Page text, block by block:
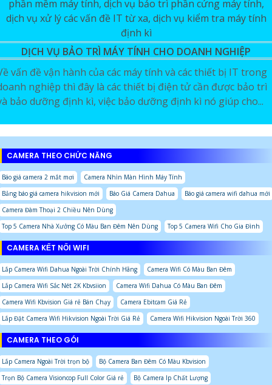
DỊCH VỤ BẢO TRÌ MÁY TÍNH CHO DOANH NGHIỆP
vấn đề vận hành của các máy tính và các thiết bị IT trong
nghiệp thì đây là các thiết bị điện tử cần được bảo trì
bảo dưỡng định kì, việc bảo dưỡng định kì nó giúp cho...
CAMERA THEO CHỨC NĂNG
Báo giá camera 2 mắt mơi
Camera Nhìn Màn Hình Máy Tính
Bảng báo giá camera hikvision mới
Báo Giá Camera Dahua
Báo giá camera wifi dahua mới
Camera Đàm Thoại 2 Chiều Nên Dùng
Top 5 Camera Nhà Xưởng Có Màu Ban Đêm Nên Dùng
Top 5 Camera Wifi Cho Gia Đình
CAMERA KẾT NỐI WIFI
Lắp Camera Wifi Dahua Ngoài Trời Chính Hãng
Camera Wifi Có Màu Ban Đêm
Lắp Camera Wifi Sắc Nét 2K Kbvsiion
Camera Wifi Dahua Có Màu Ban Đêm
Camera Wifi Kbvision Giá rẻ Bán Chạy
Camera Ebitcam Giá Rẻ
Lắp Đặt Camera Wifi Hikvision Ngoài Trời Giá Rẻ
Camera Wifi Hikvision Ngoài Trời 360
CAMERA THEO GÓI
Lắp Camera Ngoài Trời trọn bộ
Bộ Camera Ban Đêm Có Màu Kbvision
Trọn Bộ Camera Visioncop Full Color Giá rẻ
Bộ Camera Ip Chất Lượng